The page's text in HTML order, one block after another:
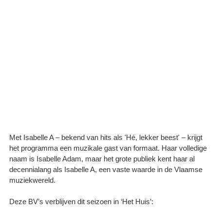
Met Isabelle A – bekend van hits als 'Hé, lekker beest' – krijgt
het programma een muzikale gast van formaat. Haar volledige
naam is Isabelle Adam, maar het grote publiek kent haar al
decennialang als Isabelle A, een vaste waarde in de Vlaamse
muziekwereld.
Deze BV’s verblijven dit seizoen in ‘Het Huis’: